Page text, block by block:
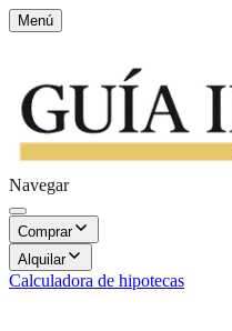
Menú
Navegar
Comprar
Alquilar
Calculadora de hipotecas